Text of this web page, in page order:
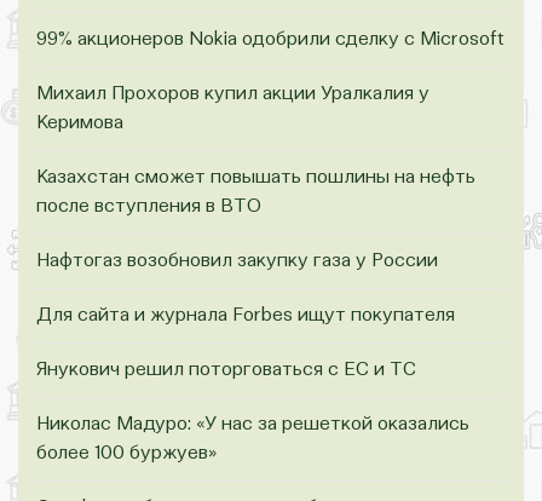
99% акционеров Nokia одобрили сделку с Microsoft
Михаил Прохоров купил акции Уралкалия у
Керимова
Казахстан сможет повышать пошлины на нефть
после вступления в ВТО
Нафтогаз возобновил закупку газа у России
Для сайта и журнала Forbes ищут покупателя
Янукович решил поторговаться с ЕС и ТС
Николас Мадуро: «У нас за решеткой оказались
более 100 буржуев»